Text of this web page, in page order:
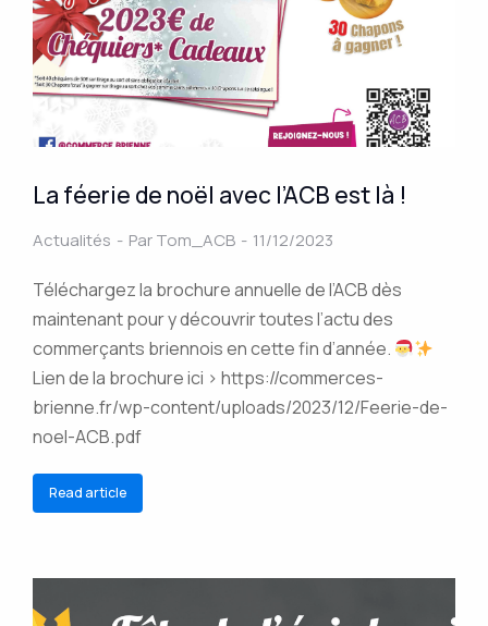
La féerie de noël avec l’ACB est là !
Actualités ParTom_ACB 11/12/2023
Téléchargez la brochure annuelle de l’ACB dès
maintenant pour y découvrir toutes l’actu des
commerçants briennois en cette fin d’année.
Lien de la brochure ici > https://commerces-
brienne.fr/wp-content/uploads/2023/12/Feerie-de-
noel-ACB.pdf
Read article